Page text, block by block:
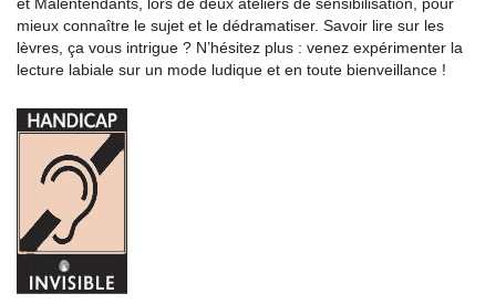
mieux connaître le sujet et le dédramatiser. Savoir lire sur les
lèvres, ça vous intrigue ? N’hésitez plus : venez expérimenter la
lecture labiale sur un mode ludique et en toute bienveillance !